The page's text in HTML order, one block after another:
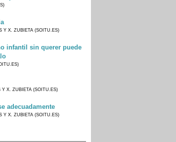
Y X. ZUBIETA (SOITU.ES)
infantil sin querer puede
X. ZUBIETA (SOITU.ES)
adecuadamente
Y X. ZUBIETA (SOITU.ES)